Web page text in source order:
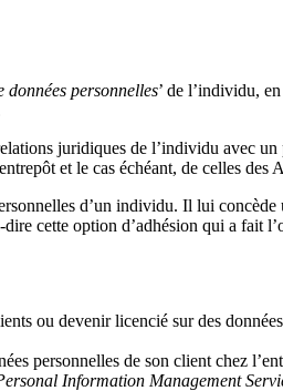
données personnelles’ de l’individu,
juridiques de l’individu avec
et le cas échéant, de celles des
d’un individu. Il lui
dire cette option d’adhésion qui a fait
ou devenir licencié sur des
personnelles de son client chez
Information Management